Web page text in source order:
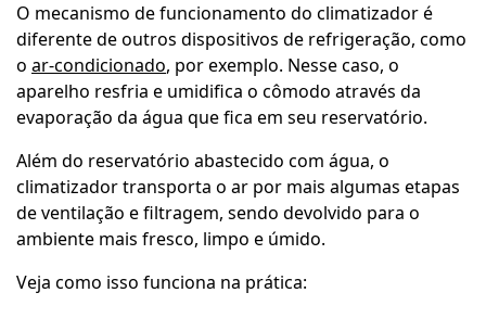
O mecanismo de funcionamento do climatizador é
diferente de outros dispositivos de refrigeração, como
o ar-condicionado, por exemplo. Nesse caso, o
aparelho resfria e umidifica o cômodo através da
evaporação da água que fica em seu reservatório.
Além do reservatório abastecido com água, o
climatizador transporta o ar por mais algumas etapas
de ventilação e filtragem, sendo devolvido para o
ambiente mais fresco, limpo e úmido.
Veja como isso funciona na prática: